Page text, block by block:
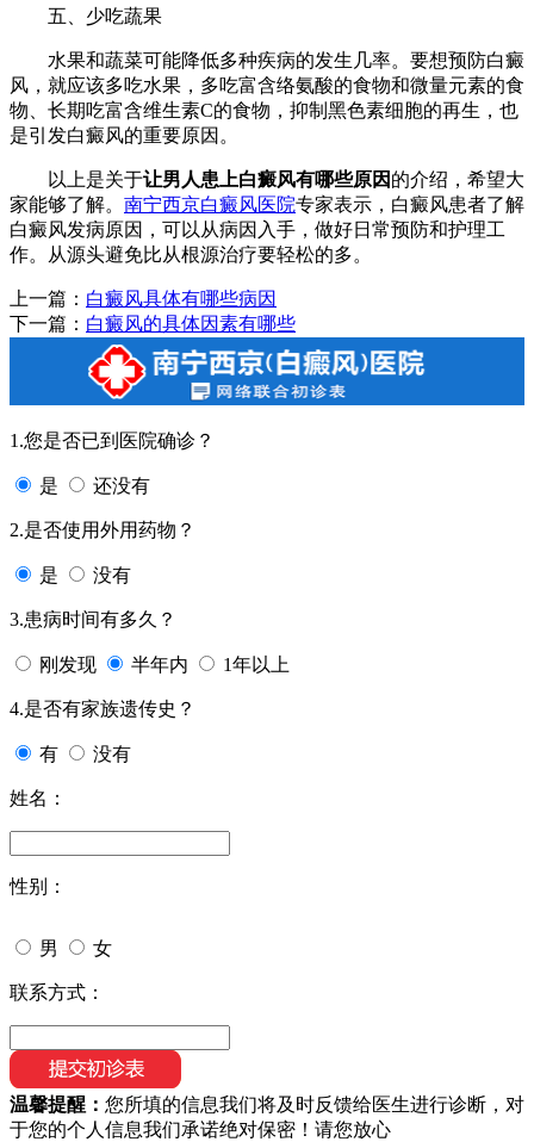
五、少吃蔬果
水果和蔬菜可能降低多种疾病的发生几率。要想预防白癜
风，就应该多吃水果，多吃富含络氨酸的食物和微量元素的食
物、长期吃富含维生素C的食物，抑制黑色素细胞的再生，也
是引发白癜风的重要原因。
以上是关于让男人患上白癜风有哪些原因 的介绍，希望大
家能够了解。 南宁西京白癜风医院专家表示，白癜风患者了解
白癜风发病原因，可以从病因入手，做好日常预防和护理工
作。从源头避免比从根源治疗要轻松的多。
上一篇： 白癜风具体有哪些病因
下一篇： 白癜风的具体因素有哪些
1.您是否已到医院确诊？
是 还没有
2.是否使用外用药物？
是 没有
3.患病时间有多久？
刚发现 半年内 1年以上
4.是否有家族遗传史？
有 没有
姓名：
性别：
男 女
联系方式：
温馨提醒： 您所填的信息我们将及时反馈给医生进行诊断，对
于您的个人信息我们承诺绝对保密！请您放心